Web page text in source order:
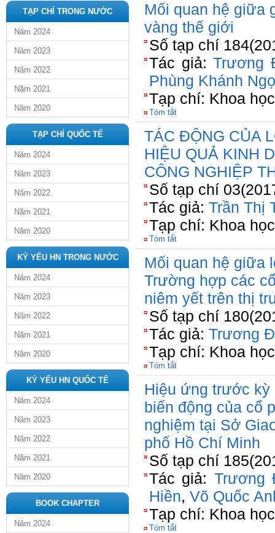
TẠP CHÍ TRONG NƯỚC
Năm 2024
Năm 2023
Năm 2022
Năm 2021
Năm 2020
TẠP CHÍ QUỐC TẾ
Năm 2024
Năm 2023
Năm 2022
Năm 2021
Năm 2020
KỶ YẾU HN TRONG NƯỚC
Năm 2024
Năm 2023
Năm 2022
Năm 2021
Năm 2020
KỶ YẾU HN QUỐC TẾ
Năm 2024
Năm 2023
Năm 2022
Năm 2021
Năm 2020
BOOK CHAPTER
Năm 2024
Mối quan hệ giữa
vàng thế giới
Số tạp chí
Tác giả:Trương
Phùng Khánh
Tạp chí: Khoa
Tóm tắt
TÁC ĐỘNG CỦA
HIỆU QUẢ KINH
CÔNG NGHIỆP
Số tạp chí
Tác giả: Trần Thị
Tạp chí: Khoa
Tóm tắt
Mối quan hệ giữa
Trường hợp các
niêm yết trên thị
Số tạp chí
Tác giả: Trương
Tạp chí: Khoa
Tóm tắt
Hiệu ứng trước kỳ
biến động của cổ
nghiệm tại Sở
phố Hồ Chí Minh
Số tạp chí
Tác giả: Trương
Hiền, Võ Quốc
Tạp chí: Khoa
Tóm tắt